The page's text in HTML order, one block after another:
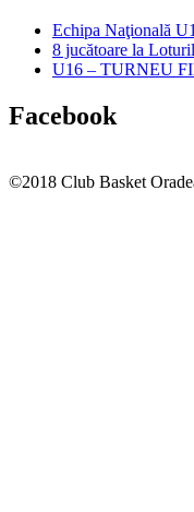
Echipa Naţională
8 jucătoare la
U16 – TURNEU
Facebook
©2018 Club Basket